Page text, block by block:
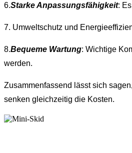
6.Starke Anpassungsfähigkeit:
7. Umweltschutz und
8.Bequeme Wartung: Wichtige
werden.
Zusammenfassend lässt sich
senken gleichzeitig die Kosten.